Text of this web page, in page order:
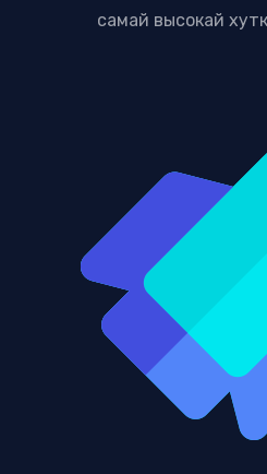
самай высокай